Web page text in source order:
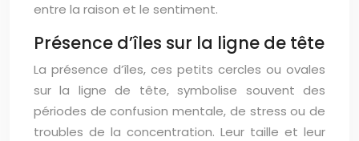
entre la raison et le sentiment.
Présence d’îles sur la ligne de tête
La présence d’îles, ces petits cercles ou ovales
sur la ligne de tête, symbolise souvent des
périodes de confusion mentale, de stress ou de
troubles de la concentration. Leur taille et leur